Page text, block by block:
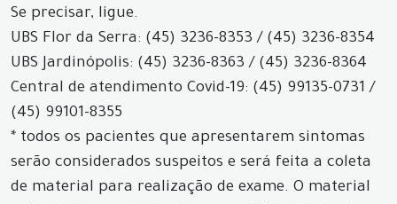
Se precisar, ligue.
UBS Flor da Serra: (45) 3236-8353 / (45) 3236-8354
UBS Jardinópolis: (45) 3236-8363 / (45) 3236-8364
Central de atendimento Covid-19: (45) 99135-0731 /
(45) 99101-8355
* todos os pacientes que apresentarem sintomas
serão considerados suspeitos e será feita a coleta
de material para realização de exame. O material